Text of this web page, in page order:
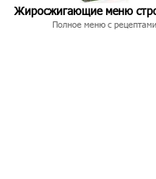
Жиросжигающие меню
Полное меню с рецептами